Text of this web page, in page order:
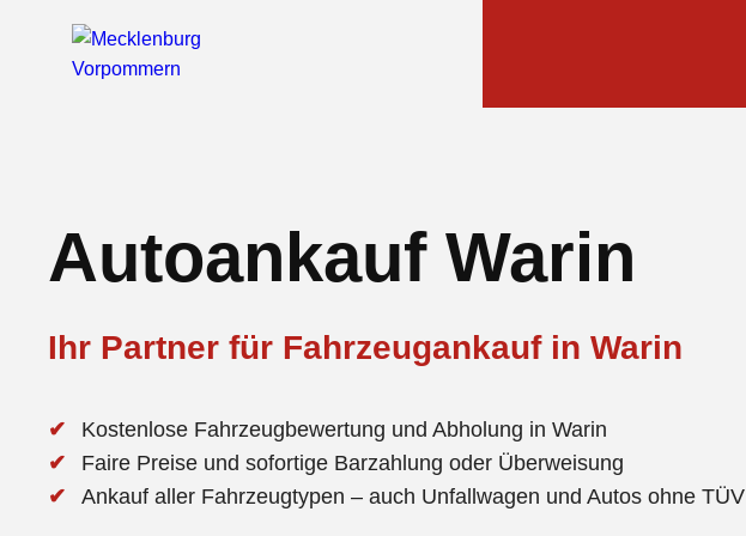
Autoankauf Warin
Ihr Partner für Fahrzeugankauf in Warin
Kostenlose Fahrzeugbewertung und Abholung in Warin
Faire Preise und sofortige Barzahlung oder Überweisung
Ankauf aller Fahrzeugtypen – auch Unfallwagen und Autos ohne TÜV